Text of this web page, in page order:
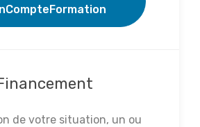
de votre situation, un ou